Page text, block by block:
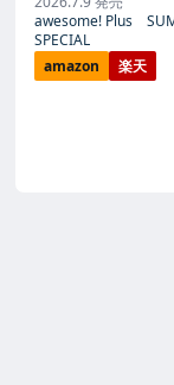
awesome! Plus
SPECIAL
amazon
楽天